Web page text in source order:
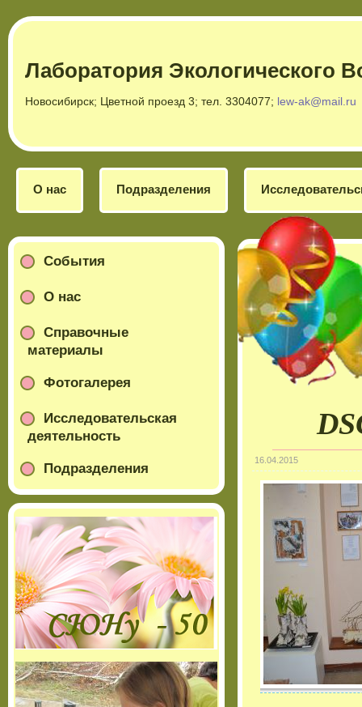
Лаборатория Экологического
Новосибирск; Цветной проезд 3; тел. 3304077; lew-ak@mail.ru
О нас Подразделения
16.04.2015
События
О нас
Справочные
материалы
Фотогалерея
Исследовательская
деятельность
Подразделения